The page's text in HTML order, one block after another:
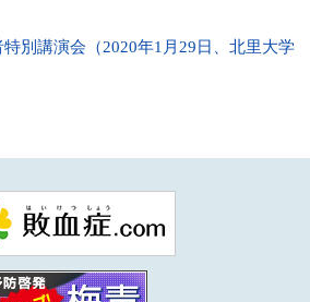
別講演会（2020年1月29日、北里大学